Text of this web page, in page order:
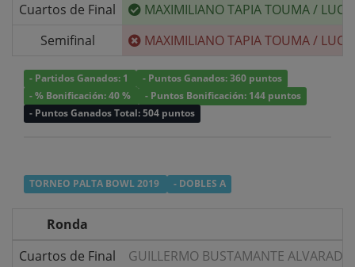
Cuartos de Final
MAXIMILIANO TAPIA TOUMA/
Semifinal
MAXIMILIANO TAPIA TOUMA/
- Partidos Ganados: 1
- Puntos Ganados: 360 puntos
- % Bonificación: 40 %
- Puntos Bonificación: 144 puntos
- Puntos Ganados Total: 504 puntos
TORNEO PALTA BOWL 2019 - DOBLES A
Ronda
Cuartos de Final
GUILLERMO BUSTAMANTE ALVARADO